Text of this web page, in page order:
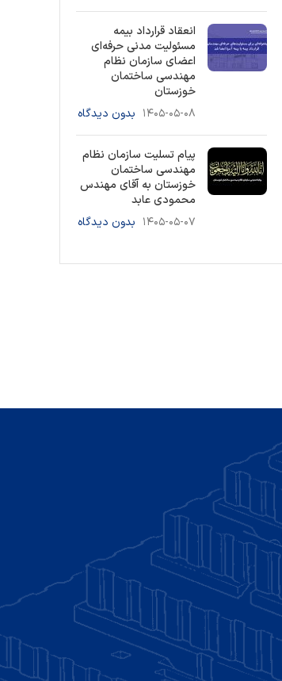
انعقاد قرارداد بیمه
مسئولیت مدنی حرفه‌ای
اعضای سازمان نظام
مهندسی ساختمان
خوزستان
۱۴۰۵-۰۵-۰۸ بدون دیدگاه
پیام تسلیت سازمان نظام
مهندسی ساختمان
خوزستان به آقای مهندس
محمودی عابد
۱۴۰۵-۰۵-۰۷ بدون دیدگاه